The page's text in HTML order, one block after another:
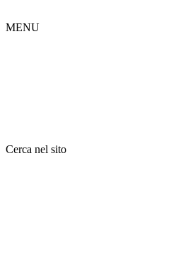
MENU
Cerca nel sito